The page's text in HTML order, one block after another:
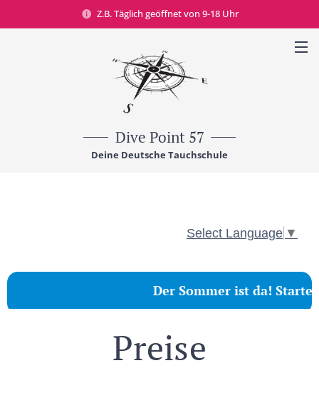
Z.B. Täglich geöffnet von 9-18 Uhr
Dive Point 57
Deine Deutsche Tauchschule
Select Language ▼
☀️ Der Sommer ist da! Starte
Preise